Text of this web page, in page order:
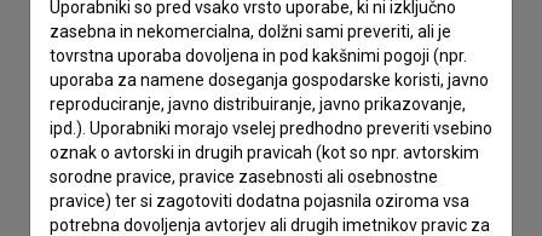
Uporabniki so pred vsako vrsto uporabe, ki ni izključno
zasebna in nekomercialna, dolžni sami preveriti, ali je
tovrstna uporaba dovoljena in pod kakšnimi pogoji (npr.
uporaba za namene doseganja gospodarske koristi, javno
reproduciranje, javno distribuiranje, javno prikazovanje,
ipd.). Uporabniki morajo vselej predhodno preveriti vsebino
oznak o avtorski in drugih pravicah (kot so npr. avtorskim
sorodne pravice, pravice zasebnosti ali osebnostne
pravice) ter si zagotoviti dodatna pojasnila oziroma vsa
potrebna dovoljenja avtorjev ali drugih imetnikov pravic za